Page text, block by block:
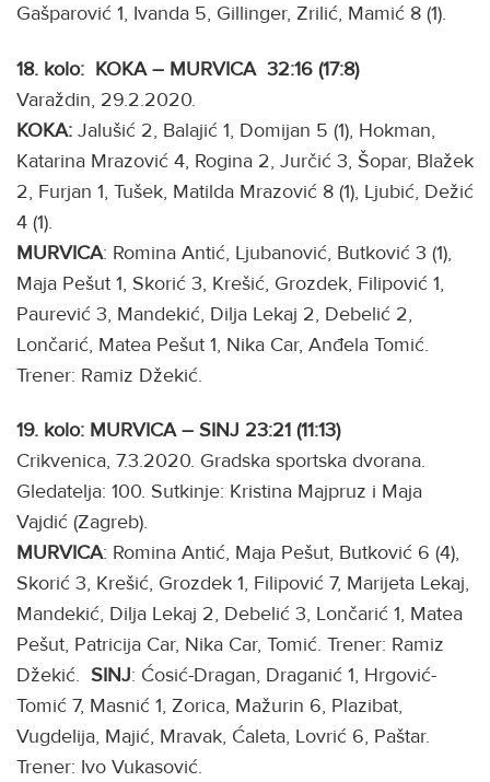
Gašparović 1, Ivanda 5, Gillinger, Zrilić, Mamić 8 (1).
18. kolo: KOKA – MURVICA 32:16 (17:8)
Varaždin, 29.2.2020.
KOKA: Jalušić 2, Balajić 1, Domijan 5 (1), Hokman,
Katarina Mrazović 4, Rogina 2, Jurčić 3, Šopar, Blažek
2, Furjan 1, Tušek, Matilda Mrazović 8 (1), Ljubić, Dežić
4 (1).
MURVICA: Romina Antić, Ljubanović, Butković 3 (1),
Maja Pešut 1, Skorić 3, Krešić, Grozdek, Filipović 1,
Paurević 3, Mandekić, Dilja Lekaj 2, Debelić 2,
Lončarić, Matea Pešut 1, Nika Car, Anđela Tomić.
Trener: Ramiz Džekić.
19. kolo: MURVICA – SINJ 23:21 (11:13)
Crikvenica, 7.3.2020. Gradska sportska dvorana.
Gledatelja: 100. Sutkinje: Kristina Majpruz i Maja
Vajdić (Zagreb).
MURVICA: Romina Antić, Maja Pešut, Butković 6 (4),
Skorić 3, Krešić, Grozdek 1, Filipović 7, Marijeta Lekaj,
Mandekić, Dilja Lekaj 2, Debelić 3, Lončarić 1, Matea
Pešut, Patricija Car, Nika Car, Tomić. Trener: Ramiz
Džekić. SINJ: Ćosić-Dragan, Draganić 1, Hrgović-
Tomić 7, Masnić 1, Zorica, Mažurin 6, Plazibat,
Vugdelija, Majić, Mravak, Ćaleta, Lovrić 6, Paštar.
Trener: Ivo Vukasović.